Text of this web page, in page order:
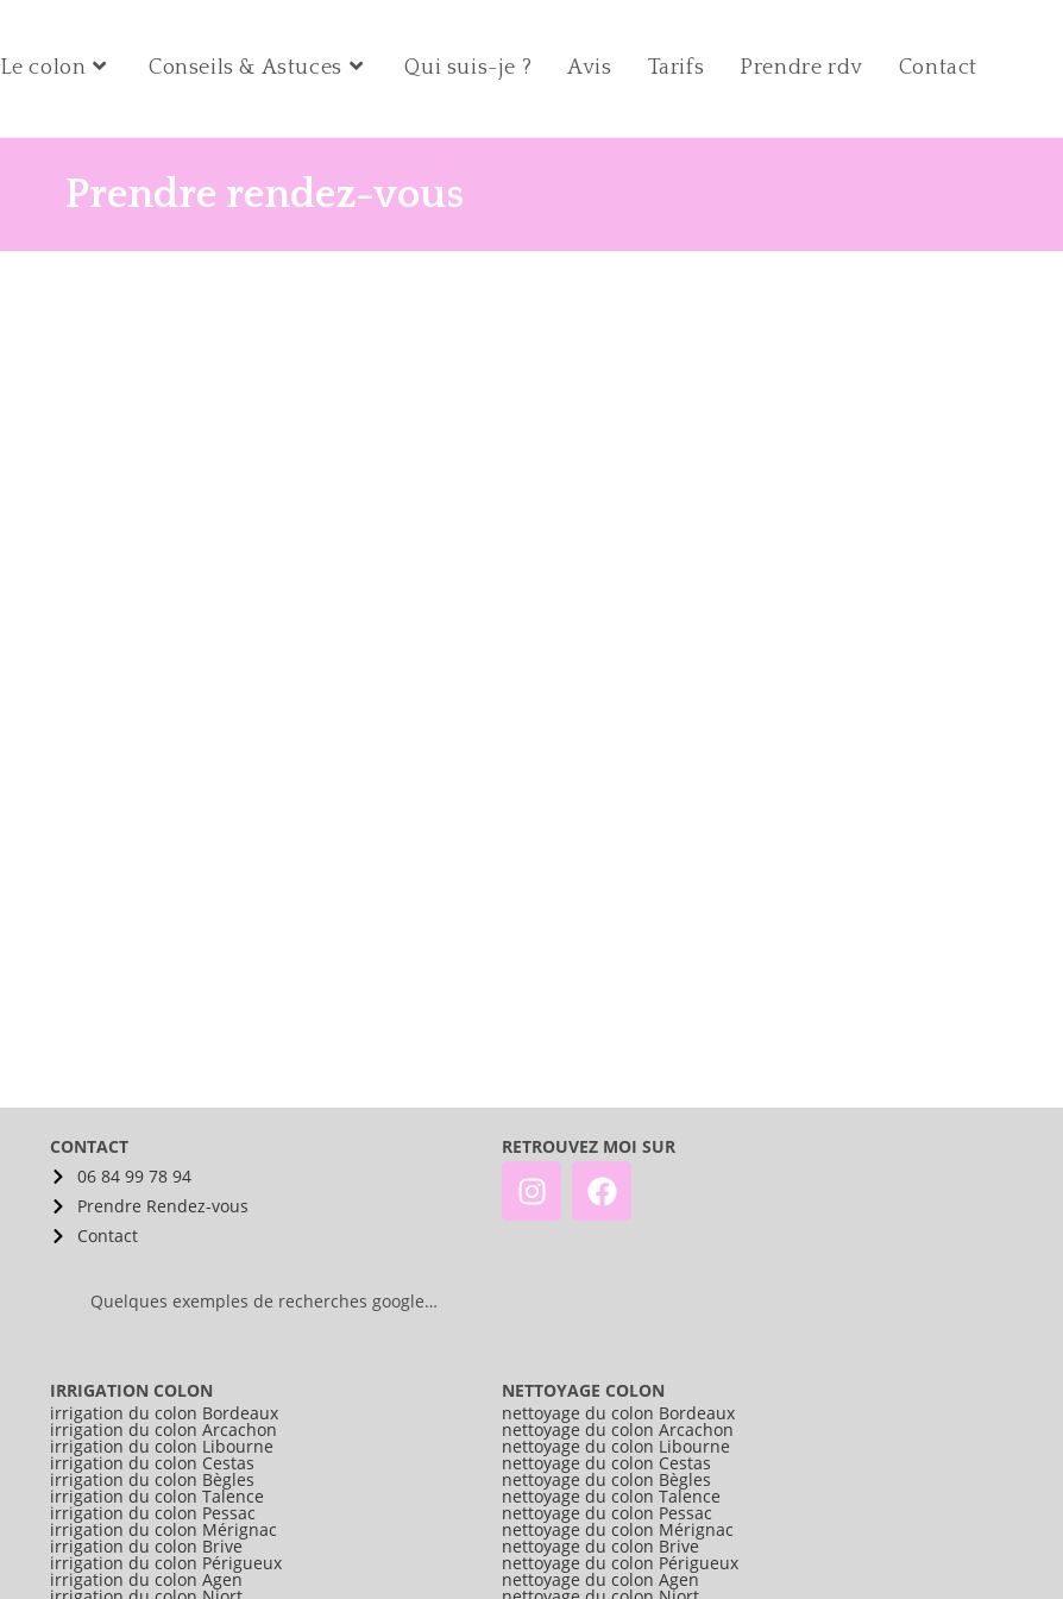
Le colon Conseils & Astuces Qui suis-je ? Avis Tarifs Prendre rdv Contact
Prendre rendez-vous
CONTACT
06 84 99 78 94
Prendre Rendez-vous
Contact
RETROUVEZ MOI SUR
Quelques exemples de recherches google…
IRRIGATION COLON
irrigation du colon Bordeaux
irrigation du colon Arcachon
irrigation du colon Libourne
irrigation du colon Cestas
irrigation du colon Bègles
irrigation du colon Talence
irrigation du colon Pessac
irrigation du colon Mérignac
irrigation du colon Brive
irrigation du colon Périgueux
irrigation du colon Agen
NETTOYAGE COLON
nettoyage du colon Bordeaux
nettoyage du colon Arcachon
nettoyage du colon Libourne
nettoyage du colon Cestas
nettoyage du colon Bègles
nettoyage du colon Talence
nettoyage du colon Pessac
nettoyage du colon Mérignac
nettoyage du colon Brive
nettoyage du colon Périgueux
nettoyage du colon Agen